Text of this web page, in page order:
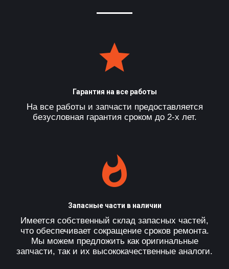
Гарантия на все работы
На все работы и запчасти предоставляется
безусловная гарантия сроком до 2-х лет.
Запасные части в наличии
Имеется собственный склад запасных частей,
что обеспечивает сокращение сроков ремонта.
Мы можем предложить как оригинальные
запчасти, так и их высококачественные аналоги.